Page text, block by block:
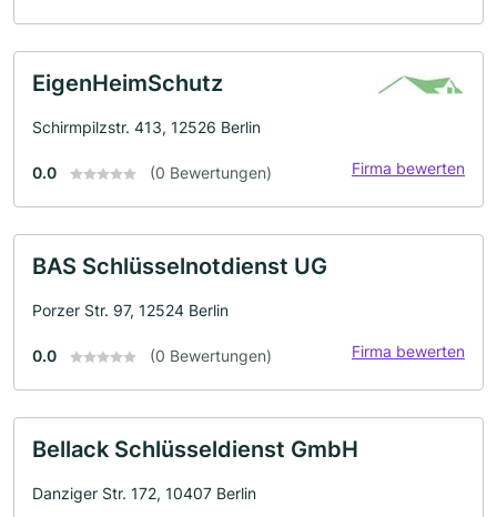
EigenHeimSchutz
Schirmpilzstr. 413, 12526 Berlin
0.0 (0 Bewertungen) Firma bewerten
BAS Schlüsselnotdienst UG
Porzer Str. 97, 12524 Berlin
0.0 (0 Bewertungen) Firma bewerten
Bellack Schlüsseldienst GmbH
Danziger Str. 172, 10407 Berlin